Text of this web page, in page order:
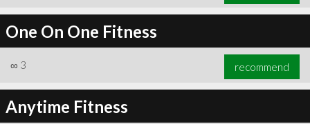
One On One Fitness
∞ 3 recommend
Anytime Fitness